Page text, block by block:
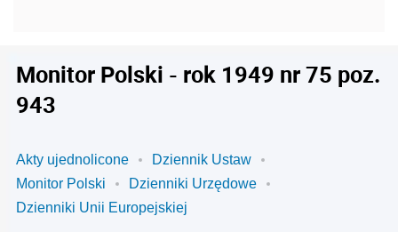
Monitor Polski - rok 1949 nr 75 poz.
943
Akty ujednolicone
Dziennik Ustaw
Monitor Polski
Dzienniki Urzędowe
Dzienniki Unii Europejskiej